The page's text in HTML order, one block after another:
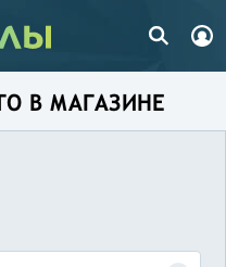
В МАГАЗИНЕ